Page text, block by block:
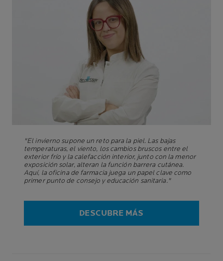
"El invierno supone un reto para la piel. Las bajas
temperaturas, el viento, los cambios bruscos entre el
exterior frío y la calefacción interior, junto con la menor
exposición solar, alteran la función barrera cutánea.
Aquí, la oficina de farmacia juega un papel clave como
primer punto de consejo y educación sanitaria."
DESCUBRE MÁS